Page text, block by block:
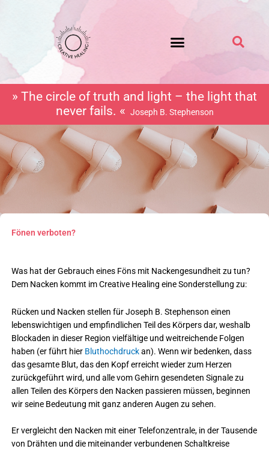
» The circle of truth and light – the light that
never fails. « Joseph B. Stephenson
Fönen verboten?
Was hat der Gebrauch eines Föns mit Nackengesundheit zu tun?
Dem Nacken kommt im Creative Healing eine Sonderstellung zu:
Rücken und Nacken stellen für Joseph B. Stephenson einen
lebenswichtigen und empfindlichen Teil des Körpers dar, weshalb
Blockaden in dieser Region vielfältige und weitreichende Folgen
haben (er führt hier Bluthochdruckan). Wenn wir bedenken, dass
das gesamte Blut, das den Kopf erreicht wieder zum Herzen
zurückgeführt wird, und alle vom Gehirn gesendeten Signale zu
allen Teilen des Körpers den Nacken passieren müssen, beginnen
wir seine Bedeutung mit ganz anderen Augen zu sehen.
Er vergleicht den Nacken mit einer Telefonzentrale, in der Tausende
von Drähten und die miteinander verbundenen Schaltkreise